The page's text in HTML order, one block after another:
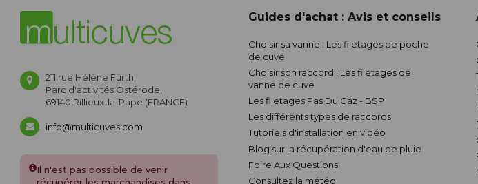
211 rue Hélène Fürth,
Parc d'activités Ostérode,
69140 Rillieux-la-Pape (FRANCE)
info@multicuves.com
Il n'est pas possible de venir
Guides d'achat : Avis et conseils
Choisir sa vanne : Les filetages de poche
de cuve
Choisir son raccord : Les filetages de
vanne de cuve
Les filetages Pas Du Gaz - BSP
Les différents types de raccords
Tutoriels d'installation en vidéo
Blog sur la récupération d'eau de pluie
Foire Aux Questions
Consultez la météo